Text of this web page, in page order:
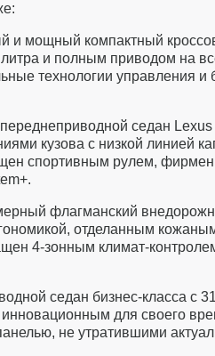
мощный компактный
и полным приводом на
технологии управления и
седан Lexus
кузова с низкой линией
спортивным рулем,
флагманский
отделанным
4-зонным климат-
седан бизнес-класса с
для своего
не утратившими